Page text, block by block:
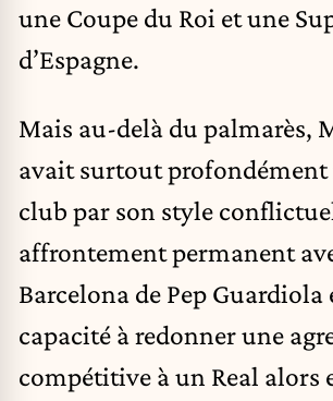
une Coupe du Roi et une
d’Espagne.
Mais au-delà du palmarès,
avait surtout profondément
club par son style
affrontement permanent
Barcelona de Pep Guardiola
capacité à redonner une
compétitive à un Real alors